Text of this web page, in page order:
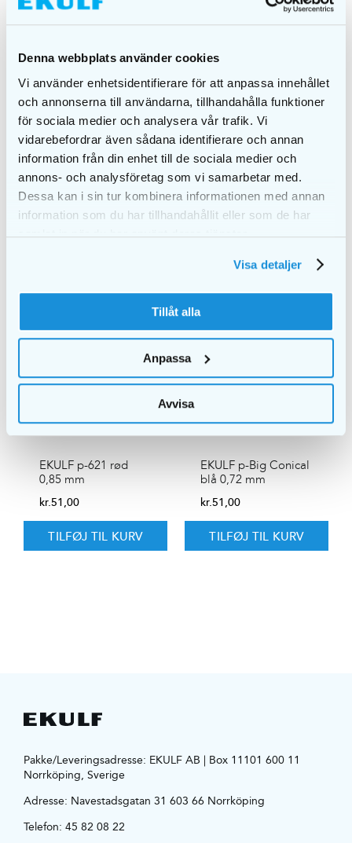
Denna webbplats använder cookies
Vi använder enhetsidentifierare för att anpassa innehållet
och annonserna till användarna, tillhandahålla funktioner
för sociala medier och analysera vår trafik. Vi
vidarebefordrar även sådana identifierare och annan
information från din enhet till de sociala medier och
annons- och analysföretag som vi samarbetar med.
Dessa kan i sin tur kombinera informationen med annan
information som du har tillhandahållit eller som de har
samlat in när du har använt deras tjänster.
Visa detaljer
Tillåt alla
Anpassa
Avvisa
mm
kr.51,00
TILFØJ TIL KURV
EKULF p-625 lilla
1,20 mm
kr.51,00
TILFØJ TIL KURV
EKULF p-621 rød
0,85 mm
kr.51,00
TILFØJ TIL KURV
EKULF p-Big Conical
blå 0,72 mm
kr.51,00
TILFØJ TIL KURV
Pakke/Leveringsadresse: EKULF AB | Box 11101 600 11
Norrköping, Sverige
Adresse: Navestadsgatan 31 603 66 Norrköping
Telefon: 45 82 08 22